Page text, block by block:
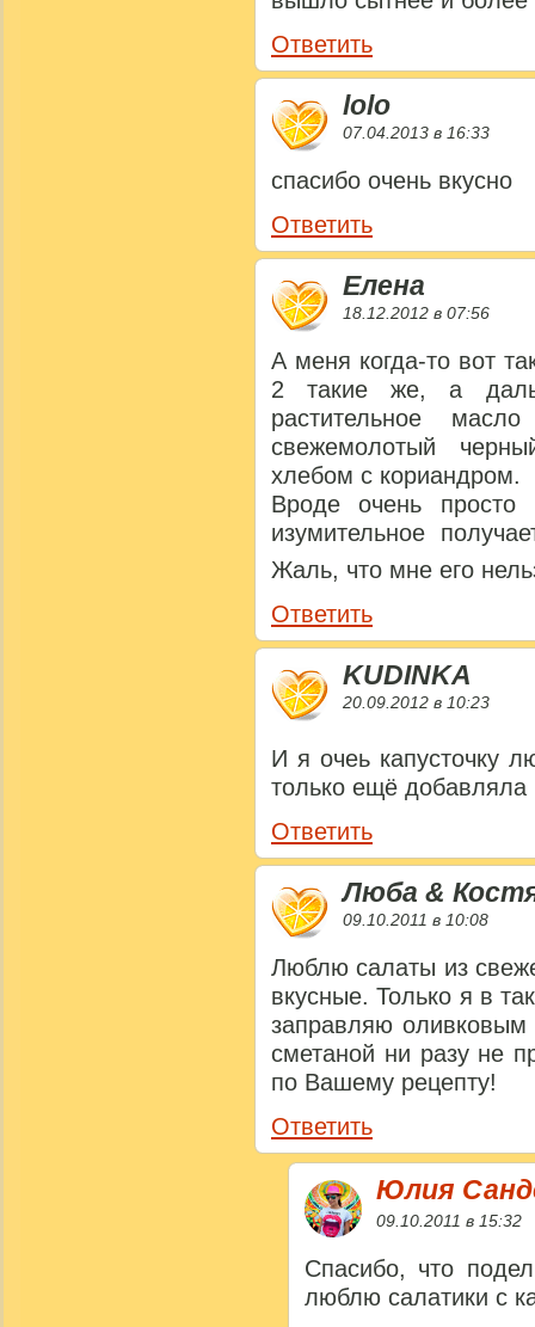
Ответить
lolo
07.04.2013 в 16:33
спасибо очень вкусно
Ответить
Елена
18.12.2012 в 07:56
А меня когда-то вот
2 такие же, а
растительное
свежемолотый
хлебом с кориандром.
Вроде очень просто
изумительное
Жаль, что мне его
Ответить
KUDINKA
20.09.2012 в 10:23
И я очеь капусточку
только ещё добавляла
Ответить
Люба &
09.10.2011 в 10:08
Люблю салаты из
вкусные. Только я в
заправляю
сметаной ни разу не
по Вашему рецепту!
Ответить
Юлия
09.10.2011 в 15:32
Спасибо, что
люблю салатики с